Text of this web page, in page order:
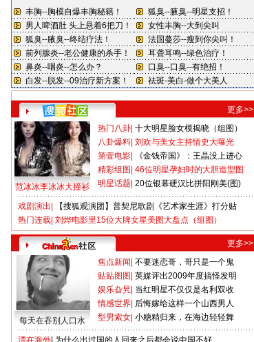
更多>>
范冰冰李冰冰大撞衫
热门八卦 十大明星脸女模揭晓（组图）
八卦爆料 刘欢与美女主持情史大曝光
第壹电影
《金钱帝国》：王晶没上进心
精彩组图 46位明星孕妇时的大胆造型图
明星话题 20位银幕硬汉比拼阳刚美(图)
戏剧演出
【搜狐观演团】普契尼歌剧《艺术家生涯》打分贴
热门连载 刘烨电影里15位大牌女星美图大盘点（组图）
更多>>
每天在吞别人口水
焦点新闻 不要迷恋哥，哥只是一个鬼
贴贴图图 英媒评出2009年度搞怪发明
娱乐旮旯 当红明星不仅仅是名利双收
情感世界 后悔嫁给这样一个山西男人
型男索女 小糖精归来，在海边轻轻舞
漂在海外 为什么出过国的人回来之后都会说中国不好